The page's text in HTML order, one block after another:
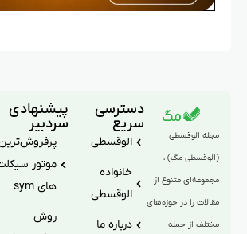
مجله الوقسطی
(الوقسطی مگ) ،
مجموعه‌ای متنوع از
مقالات را در حوزه‌های
مختلف از جمله
دسترسی
سریع
الوقسطی
خانواده
الوقسطی
درباره ما
پیشنهادی
سردبیر
موتور
های sym
روش